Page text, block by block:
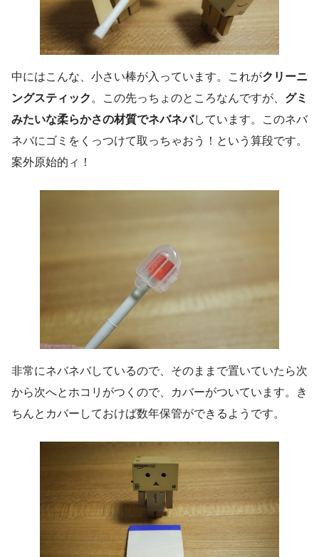
中にはこんな、小さい棒が入っています。これがクリーニ
ングスティック 。この先っちょのところなんですが、 グミ
みたいな柔らかさの材質でネバネバしています。このネバ
ネバにゴミをくっつけて取っちゃおう！という算段です。
案外原始的ィ！
非常にネバネバしているので、そのままで置いていたら次
から次へとホコリがつくので、カバーがついています。き
ちんとカバーしておけば数年保管ができるようです。